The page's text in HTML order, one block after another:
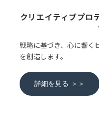
クリエイティブプロ
戦略に基づき、心に響く
を創造します。
詳細を見る ＞＞